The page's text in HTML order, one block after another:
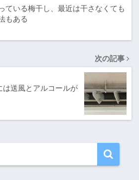
ている梅干し、最近は干さなくても
もある
次の記事
は送風とアルコールが